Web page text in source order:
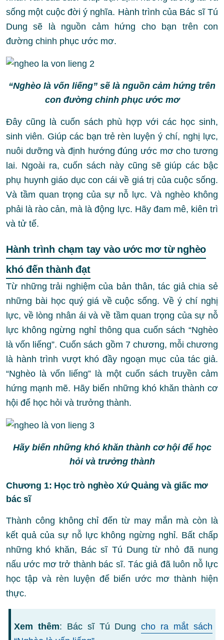
sống một cuộc đời ý nghĩa. Hành trình của Bác sĩ Tú
Dung sẽ là nguồn cảm hứng cho bạn trên con
đường chinh phục ước mơ.
“Nghèo là vốn liếng” sẽ là nguồn cảm hứng trên
con đường chinh phục ước mơ
Đây cũng là cuốn sách phù hợp với các học sinh,
sinh viên. Giúp các bạn trẻ rèn luyện ý chí, nghị lực,
nuôi dưỡng và định hướng đúng ước mơ cho tương
lai. Ngoài ra, cuốn sách này cũng sẽ giúp các bậc
phụ huynh giáo dục con cái về giá trị của cuộc sống.
Và tầm quan trọng của sự nỗ lực. Và nghèo không
phải là rào cản, mà là động lực. Hãy đam mê, kiên trì
và tử tế.
Hành trình chạm tay vào ước mơ từ nghèo
khó đến thành đạt
Từ những trải nghiệm của bản thân, tác giả chia sẻ
những bài học quý giá về cuộc sống. Về ý chí nghị
lực, về lòng nhân ái và về tầm quan trọng của sự nỗ
lực không ngừng nghỉ thông qua cuốn sách “Nghèo
là vốn liếng”. Cuốn sách gồm 7 chương, mỗi chương
là hành trình vượt khó đầy ngoạn mục của tác giả.
“Nghèo là vốn liếng” là một cuốn sách truyền cảm
hứng mạnh mẽ. Hãy biến những khó khăn thành cơ
hội để học hỏi và trưởng thành.
Hãy biến những khó khăn thành cơ hội để học
hỏi và trưởng thành
Chương 1: Học trò nghèo Xứ Quảng và giấc mơ
bác sĩ
Thành công không chỉ đến từ may mắn mà còn là
kết quả của sự nỗ lực không ngừng nghỉ. Bất chấp
những khó khăn, Bác sĩ Tú Dung từ nhỏ đã nung
nấu ước mơ trở thành bác sĩ. Tác giả đã luôn nỗ lực
học tập và rèn luyện để biến ước mơ thành hiện
thực.
Xem thêm: Bác sĩ Tú Dungcho ra mắt sách